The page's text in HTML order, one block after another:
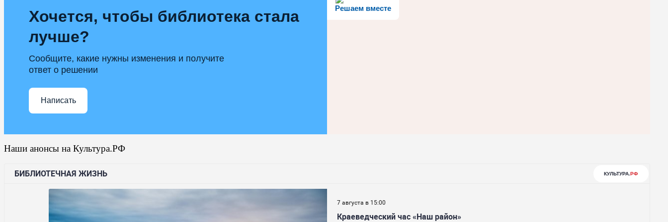
Решаем вместе
Хочется, чтобы библиотека стала
лучше?
Сообщите, какие нужны изменения и получите
ответ о решении
Написать
Наши анонсы на Культура.РФ